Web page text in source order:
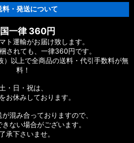
・発送について
一律 360円
ト運輸がお届け致します。
されても、一律360円です。
以上で全商品の送料・代引手数料が無
料！
土・日・祝は、
お休みしております。
混み合っておりますので、
ない場合がございます。
承下さいませ。